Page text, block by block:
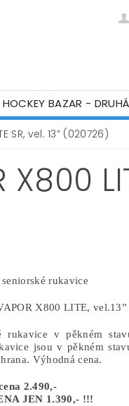
HOCKEY BAZAR -
KONTAKTY
SR, vel. 13” (020726)
X800
seniorské rukavice
X800 LITE, vel.13”
rukavice v pěkném
jsou v pěkném
Výhodná cena.
2.490,-
JEN 1.390,- !!!